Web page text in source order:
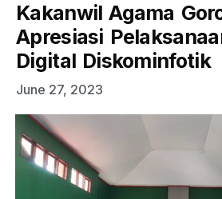
Kakanwil Agama
Apresiasi
Digital Diskominfotik
June 27, 2023